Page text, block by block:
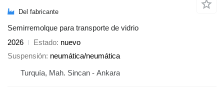
Del fabricante
Semirremolque para transporte de vidrio
2026
Estado nuevo
Suspensión neumática/neumática
Turquía, Mah. Sincan - Ankara